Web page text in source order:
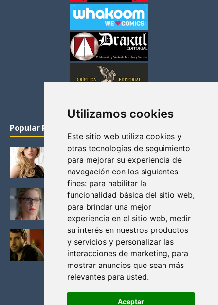
Utilizamos cookies
Este sitio web utiliza cookies y
otras tecnologías de seguimiento
para mejorar su experiencia de
navegación con los siguientes
fines: para habilitar la
funcionalidad básica del sitio web,
para brindar una mejor
experiencia en el sitio web, medir
su interés en nuestros productos
y servicios y personalizar las
interacciones de marketing, para
mostrar anuncios que sean más
relevantes para usted.
Aceptar
Popular Posts
KATHERYN WINNICK: LA ACTRIZ MAS GUAPA DE
VIKINGOS
Junio 14, 2013
FELICITY (EMILY BETT RICKARDS), LAS FOTOS
MAS BONITAS DE LA ALIADA DE ARROW
Noviembre 30, 2013
BLACK MIRROR: TODA TU HISTORIA. EPISODIO 3.
LA CRITICA
Mayo 17, 2012